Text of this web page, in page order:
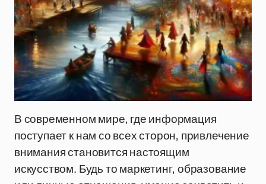
В современном мире, где информация
поступает к нам со всех сторон, привлечение
внимания становится настоящим
искусством. Будь то маркетинг, образование